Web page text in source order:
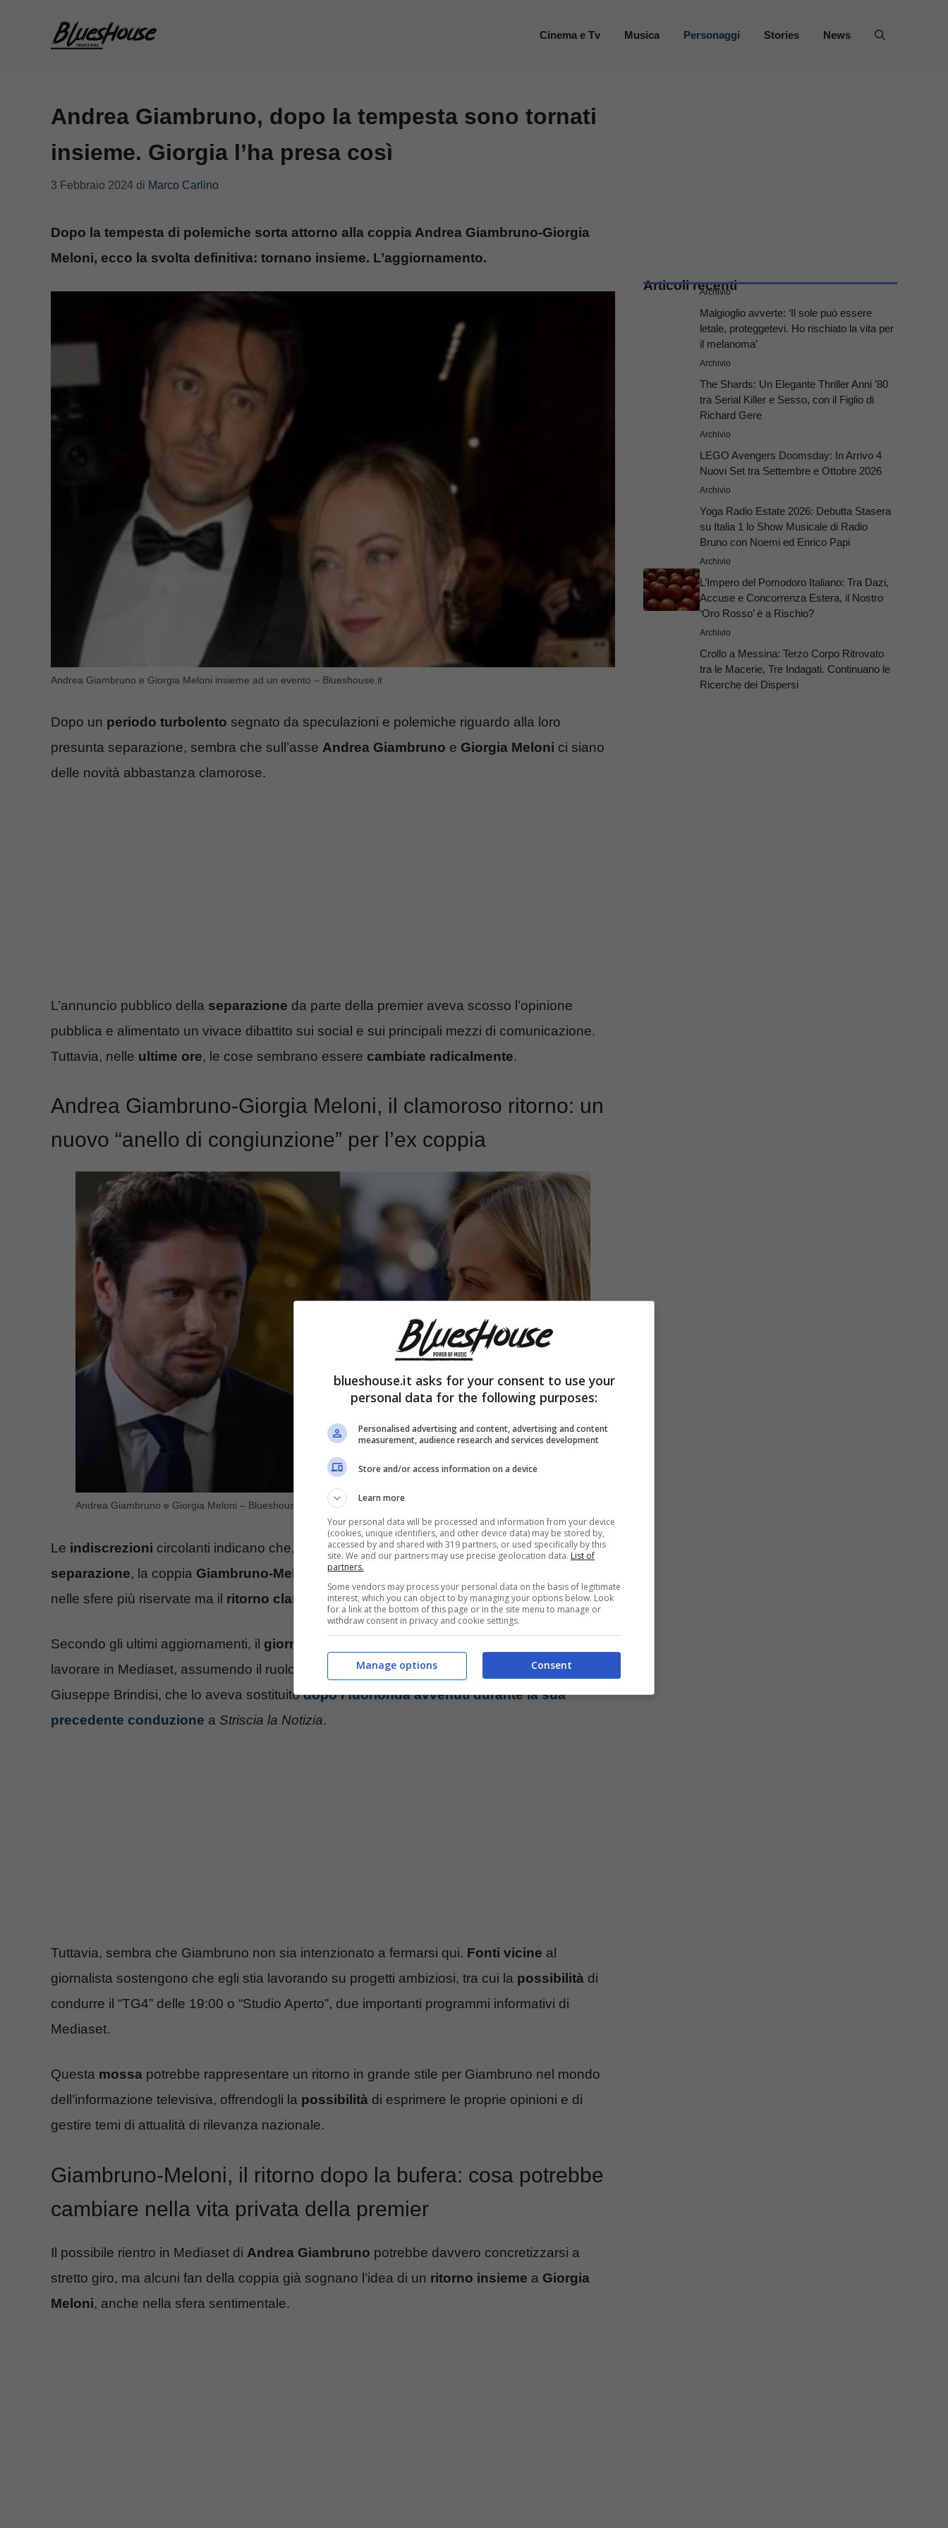
Cinema e Tv Musica Personaggi Stories News
Andrea Giambruno, dopo la tempesta sono tornati
insieme. Giorgia l’ha presa così
3 Febbraio 2024 di Marco Carlino
Dopo la tempesta di polemiche sorta attorno alla coppia Andrea Giambruno-Giorgia
Meloni, ecco la svolta definitiva: tornano insieme. L’aggiornamento.
Andrea Giambruno e Giorgia Meloni insieme ad un evento – Blueshouse.it
Dopo un periodo turbolento segnato da speculazioni e polemiche riguardo alla loro
presunta separazione, sembra che sull’asse Andrea Giambruno e Giorgia Meloni ci siano
delle novità abbastanza clamorose.
L’annuncio pubblico della separazione da parte della premier aveva scosso l’opinione
pubblica e alimentato un vivace dibattito sui social e sui principali mezzi di comunicazione.
Tuttavia, nelle ultime ore, le cose sembrano essere cambiate radicalmente.
Andrea Giambruno-Giorgia Meloni, il clamoroso ritorno: un
nuovo “anello di congiunzione” per l’ex coppia
Andrea Giambruno e Giorgia Meloni – Blueshouse.it
Le indiscrezioni circolanti indicano che, nonostante la pubblicadichiarazione di
separazione, la coppia Giambruno-Meloni
potrebbe aver avuto un momento di riflessione
nelle sfere più riservate ma il ritorno clamorosodi cui si parla affonda le radici altrove.
Secondo gli ultimi aggiornamenti, il giornalista
lavorare in Mediaset, assumendo il ruolo di co-conduttore di“Diario del giorno” insieme a
Giuseppe Brindisi, che lo aveva sostituitodopo i fuorionda avvenuti durante la sua
precedente conduzione a Striscia la Notizia.
Tuttavia, sembra che Giambruno non sia intenzionato a fermarsi qui. Fonti vicine al
giornalista sostengono che egli stia lavorando su progetti ambiziosi, tra cui la possibilità di
condurre il “TG4” delle 19:00 o “Studio Aperto”, due importanti programmi informativi di
Mediaset.
Questa mossa potrebbe rappresentare un ritorno in grande stile per Giambruno nel mondo
dell’informazione televisiva, offrendogli la possibilità di esprimere le proprie opinioni e di
gestire temi di attualità di rilevanza nazionale.
Giambruno-Meloni, il ritorno dopo la bufera: cosa potrebbe
cambiare nella vita privata della premier
Il possibile rientro in Mediaset di Andrea Giambruno potrebbe davvero concretizzarsi a
stretto giro, ma alcuni fan della coppia già sognano l’idea di un ritorno insieme a Giorgia
Meloni, anche nella sfera sentimentale.
Articoli recenti
Archivio
Malgioglio avverte: ‘Il sole può essere
letale, proteggetevi. Ho rischiato la vita per
il melanoma’
Archivio
The Shards: Un Elegante Thriller Anni ’80
tra Serial Killer e Sesso, con il Figlio di
Richard Gere
Archivio
LEGO Avengers Doomsday: In Arrivo 4
Nuovi Set tra Settembre e Ottobre 2026
Archivio
Yoga Radio Estate 2026: Debutta Stasera
su Italia 1 lo Show Musicale di Radio
Bruno con Noemi ed Enrico Papi
Archivio
L’Impero del Pomodoro Italiano: Tra Dazi,
Accuse e Concorrenza Estera, il Nostro
‘Oro Rosso’ è a Rischio?
Archivio
Crollo a Messina: Terzo Corpo Ritrovato
tra le Macerie, Tre Indagati. Continuano le
Ricerche dei Dispersi
blueshouse.it asks for your consent to use your
personal data for the following purposes:
Personalised advertising and content, advertising and content
measurement, audience research and services development
Store and/or access information on a device
Learn more
Your personal data will be processed and information from your device
(cookies, unique identifiers, and other device data) may be stored by,
accessed by and shared with 319 partners, or used specifically by this
site. We and our partners may use precise geolocation data. List of
partners.
Some vendors may process your personal data on the basis of legitimate
interest, which you can object to by managing your options below. Look
for a link at the bottom of this page or in the site menu to manage or
withdraw consent in privacy and cookie settings.
Consent
Manage options